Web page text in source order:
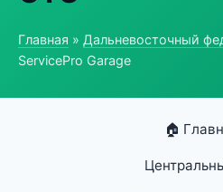
Главная » Дальневосточный
ServicePro Garage
🏠